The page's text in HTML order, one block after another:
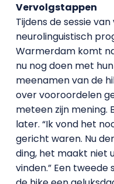
Vervolgstappen
Tijdens de sessie
neurolinguistisch
Warmerdam komt
nu nog doen met
meenamen van de
over vooroordelen
meteen zijn mening.
later. “Ik vond het
gericht waren. Nu
ding, het maakt niet
vinden.” Een